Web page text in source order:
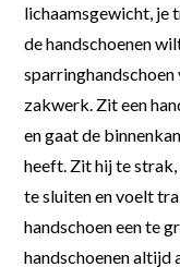
lichaamsgewicht, je
de handschoenen
zakwerk. Zit een
en gaat de
heeft. Zit hij te
te sluiten en voelt
handschoen een te
handschoenen altijd